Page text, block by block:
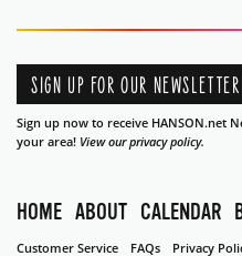
SIGN UP FOR OUR
Sign up now to receive HANSON.net
your area! View our privacy policy.
HOME ABOUT CALENDAR
Customer Service FAQs Privacy